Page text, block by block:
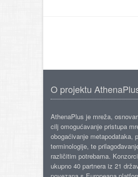
O projektu
AthenaPlus je mreža,
cilj omogućavanje pristupa
obogaćivanje metapodataka,
terminologije, te
različitim potrebama.
ukupno 40 partnera iz 21